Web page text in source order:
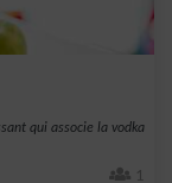
qui associe la vodka
1